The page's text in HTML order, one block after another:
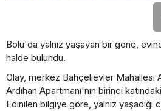
Bolu'da yalnız yaşayan bir genç,
halde bulundu.
Olay, merkez Bahçelievler Mahallesi
Ardıhan Apartmanı'nın birinci
Edinilen bilgiye göre, yalnız yaşadığı